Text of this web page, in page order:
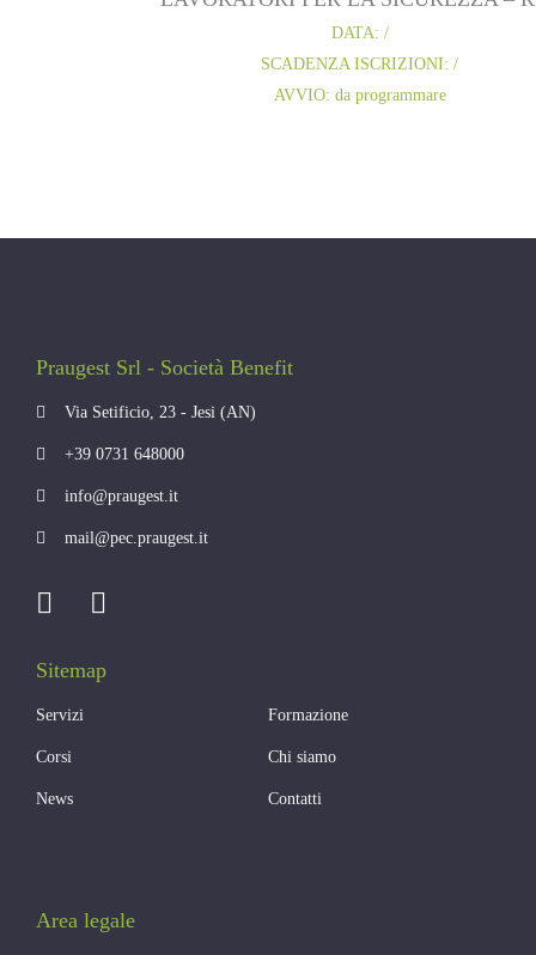
DATA: /
SCADENZA ISCRIZIONI: /
AVVIO: da programmare
Praugest Srl - Società Benefit
Via Setificio, 23 - Jesi (AN)
+39 0731 648000
info@praugest.it
mail@pec.praugest.it
Sitemap
Servizi Formazione
Corsi Chi siamo
News Contatti
Area legale